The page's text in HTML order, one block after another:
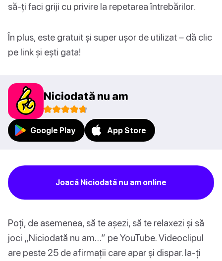
să-ți faci griji cu privire la repetarea întrebărilor.
În plus, este gratuit și super ușor de utilizat – dă clic
pe link și ești gata!
Niciodată nu am
Google Play App Store
Joacă Niciodată nu am online
Poți, de asemenea, să te așezi, să te relaxezi și să
joci „Niciodată nu am…” pe YouTube. Videoclipul
are peste 25 de afirmații care apar și dispar. Ia-ți